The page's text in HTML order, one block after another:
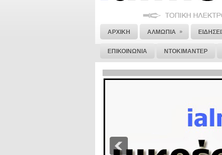
ΑΡΧΙΚΗ ΑΛΜΩΠΙΑ »
ΕΠΙΚΟΙΝΩΝΙΑ ΝΤΟΚΙΜΑΝΤΕΡ